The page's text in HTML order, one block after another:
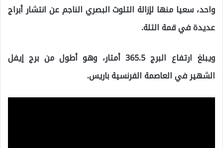
واحد، سعيا منها لإزالة التلوث البصري الناجم عن انتشار أبراج
عديدة في قمة التلة.
ويبلغ ارتفاع البرج 365.5 أمتار، وهو أطول من برج إيفل
الشهير في العاصمة الفرنسية باريس.